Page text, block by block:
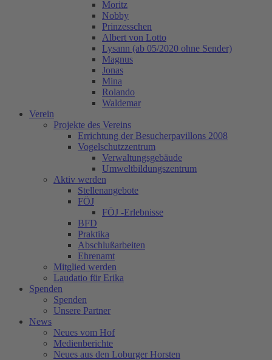
Moritz
Nobby
Prinzesschen
Albert von Lotto
Lysann (ab 05/2020 ohne Sender)
Magnus
Jonas
Mina
Rolando
Waldemar
Verein
Projekte des Vereins
Errichtung der Besucherpavillons 2008
Vogelschutzzentrum
Verwaltungsgebäude
Umweltbildungszentrum
Aktiv werden
Stellenangebote
FÖJ
FÖJ -Erlebnisse
BFD
Praktika
Abschlußarbeiten
Ehrenamt
Mitglied werden
Laudatio für Erika
Spenden
Spenden
Unsere Partner
News
Neues vom Hof
Medienberichte
Neues aus den Loburger Horsten